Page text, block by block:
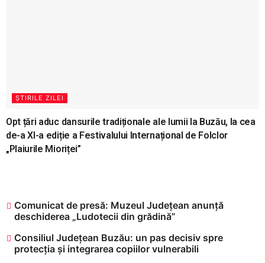
ȘTIRILE ZILEI
Opt țări aduc dansurile tradiționale ale lumii la Buzău, la cea
de-a XI-a ediție a Festivalului Internațional de Folclor
„Plaiurile Mioriței”
Comunicat de presă: Muzeul Județean anunță
deschiderea „Ludotecii din grădină”
Consiliul Județean Buzău: un pas decisiv spre
protecția și integrarea copiilor vulnerabili